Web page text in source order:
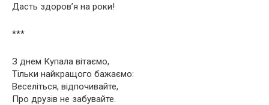
Дасть здоров’я на роки!
***
З днем Купала вітаємо,
Тільки найкращого бажаємо:
Веселіться, відпочивайте,
Про друзів не забувайте.